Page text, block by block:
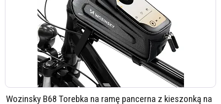
Wozinsky B68 Torebka na ramę pancerna z kieszonką na